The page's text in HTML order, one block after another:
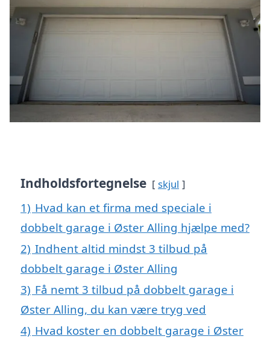
Indholdsfortegnelse skjul
1) Hvad kan et firma med speciale i
dobbelt garage i Øster Alling hjælpe med?
2) Indhent altid mindst 3 tilbud på
dobbelt garage i Øster Alling
3) Få nemt 3 tilbud på dobbelt garage i
Øster Alling, du kan være tryg ved
4) Hvad koster en dobbelt garage i Øster